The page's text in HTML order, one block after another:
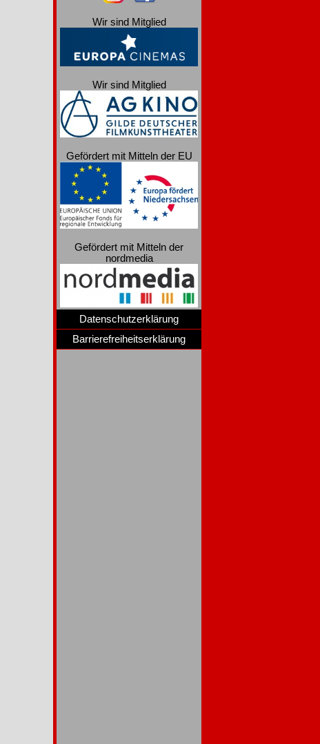
Wir sind Mitglied
Wir sind Mitglied
Gefördert mit Mitteln der EU
Gefördert mit Mitteln der
nordmedia
Datenschutzerklärung
Barrierefreiheitserklärung